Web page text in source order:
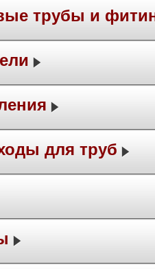
трубы и
для труб